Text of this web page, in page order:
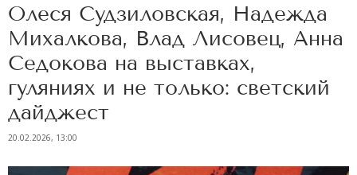
Олеся Судзиловская, Надежда
Михалкова, Влад Лисовец, Анна
Седокова на выставках,
гуляниях и не только: светский
дайджест
20.02.2026, 13:00